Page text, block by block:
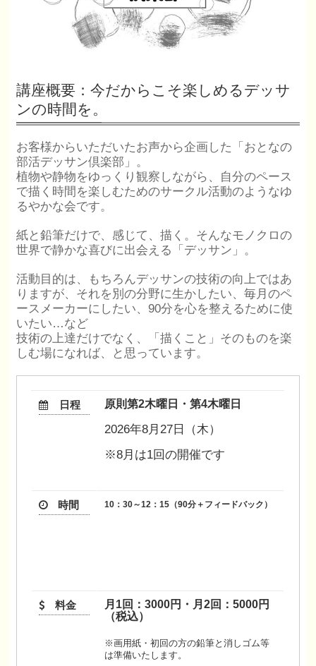
講座概要：今だからこそ楽しめるデッサ
ンの時間を。
お客様からいただいたお声から企画した「おとなの
部活デッサン倶楽部」。
植物や静物をゆっくり観察しながら、自分のペース
で描く時間を楽しむためのサークル活動のようなゆ
るやかな会です。
紙と鉛筆だけで、感じて、描く。そんなモノクロの
世界で静かな喜びに出会える「デッサン」。
活動目的は、もちろんデッサンの技術の向上ではあ
りますが、それを別の分野に生かしたい、毎月のペ
ースメーカーにしたい、90分を心を整えるために使
いたい…など
技術の上達だけでなく、「描くこと」そのものを楽
しむ場になれば、と思っています。
日程 原則第2木曜日・第4木曜日
2026年8月27日（木）
※8月は1回の開催です
時間 10：30～12：15（90分＋フィードバック）
料金
月1回：3000円・月2回：5000円
（税込）
※画用紙・初回の方の鉛筆と消しゴム等
は準備いたします。